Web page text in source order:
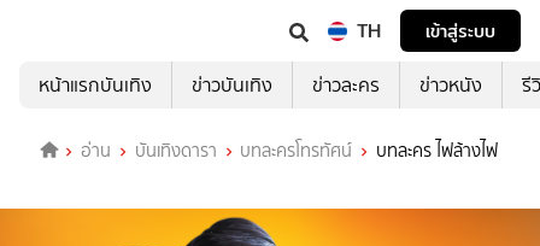
TH
เข้าสู่ระบบ
หน้าแรกบันเทิง
ข่าวบันเทิง ข่าวละคร ข่าวหนัง รี
อ่าน บันเทิงดารา บทละครโทรทัศน์ บทละคร ไฟล้างไฟ